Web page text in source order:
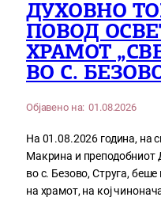
ДУХОВНО
ПОВОД
ХРАМОТ
ВО С.
Објавено на: 01.08.2026
На 01.08.2026 година, на
Макрина и преподобниот
во с. Безово, Струга,
на храмот, на кој